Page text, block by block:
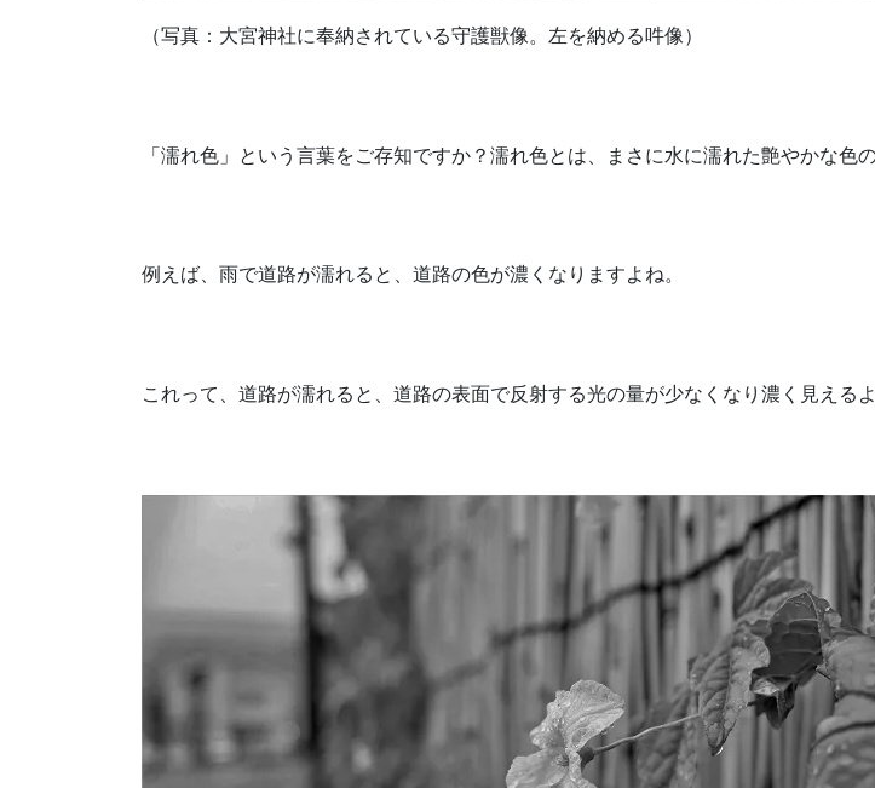
（写真：大宮神社に奉納されている守護獣像。左を納める吽像）
「濡れ色」という言葉をご存知ですか？濡れ色とは、まさに水に濡れた艶やかな色
例えば、雨で道路が濡れると、道路の色が濃くなりますよね。
これって、道路が濡れると、道路の表面で反射する光の量が少なくなり濃く見える